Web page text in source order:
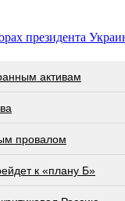
президента
активам
провалом
к «плану Б»